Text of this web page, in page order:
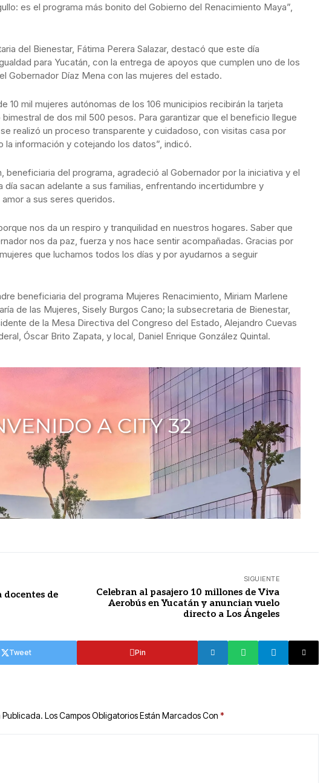
es el programa más bonito del Gobierno del Renacimiento Maya”,
del Bienestar, Fátima Perera Salazar, destacó que este día
para Yucatán, con la entrega de apoyos que cumplen uno de los
Gobernador Díaz Mena con las mujeres del estado.
10 mil mujeres autónomas de los 106 municipios recibirán la tarjeta
bimestral de dos mil 500 pesos. Para garantizar que el beneficio llegue
realizó un proceso transparente y cuidadoso, con visitas casa por
la información y cotejando los datos”, indicó.
beneficiaria del programa, agradeció al Gobernador por la iniciativa y el
día sacan adelante a sus familias, enfrentando incertidumbre y
a sus seres queridos.
nos da un respiro y tranquilidad en nuestros hogares. Saber que
nos da paz, fuerza y nos hace sentir acompañadas. Gracias por
que luchamos todos los días y por ayudarnos a seguir
beneficiaria del programa Mujeres Renacimiento, Miriam Marlene
de las Mujeres, Sisely Burgos Cano; la subsecretaria de Bienestar,
de la Mesa Directiva del Congreso del Estado, Alejandro Cuevas
Óscar Brito Zapata, y local, Daniel Enrique González Quintal.
de
SIGUIENTE
Celebran al pasajero 10 millones de Viva
Aerobús en Yucatán y anuncian vuelo
directo a Los Ángeles
Tweet Pin
Publicada. Los Campos Obligatorios Están Marcados Con *